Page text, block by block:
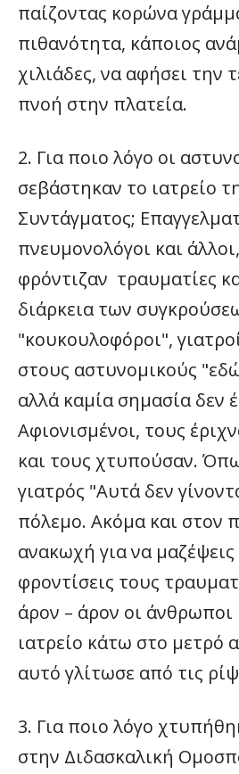
παίζοντας κορώνα
πιθανότητα, κάποιος
χιλιάδες, να αφήσει την
πνοή στην πλατεία.
2. Για ποιο λόγο οι
σεβάστηκαν το ιατρείο
Συντάγματος;
πνευμονολόγοι και
φρόντιζαν τραυματίες
διάρκεια των
"κουκουλοφόροι",
στους αστυνομικούς
αλλά καμία σημασία δεν
Αφιονισμένοι, τους
και τους χτυπούσαν.
γιατρός "Αυτά δεν
πόλεμο. Ακόμα και στον
ανακωχή για να μαζέψεις
φροντίσεις τους
άρον – άρον οι άνθρωποι
ιατρείο κάτω στο μετρό
αυτό γλίτωσε από τις
3. Για ποιο λόγο
στην Διδασκαλική